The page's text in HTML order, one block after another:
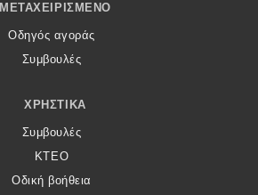
ΜΕΤΑΧΕΙΡΙΣΜΈΝΟ
Οδηγός αγοράς
Συμβουλές
ΧΡΗΣΤΙΚΆ
Συμβουλές
ΚΤΕΟ
Οδική βοήθεια